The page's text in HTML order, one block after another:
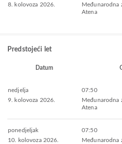
8. kolovoza 2026.
Međunarodna
Atena
Predstojeći let
Datum
nedjelja
9. kolovoza 2026.
07:50
Međunarodna
Atena
ponedjeljak
10. kolovoza 2026.
07:50
Međunarodna